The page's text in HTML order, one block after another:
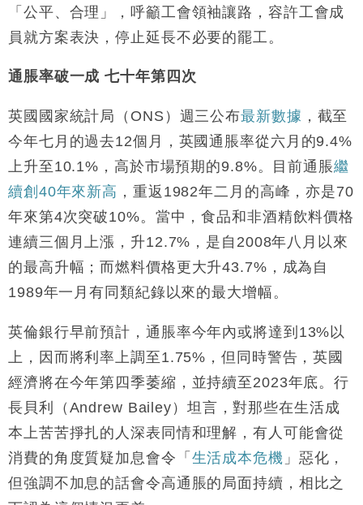
13:44
財經｜內地7月美元計價出口增近24%勝預期 貿易順
差達1125億美元
12:44
財經｜日本春季三度入市撐日圓 4月單日斥6.28萬億
日圓干預創新高
11:12
國際｜特朗普料美伊戰事快結束 承認部分彈藥庫存緊
張
財經｜SA售股自救後再出手 斥4億美元押注未上市公
司
「公平、合理」，呼籲工會領袖讓路，容許工會成
員就方案表決，停止延長不必要的罷工。
通脹率破一成 七十年第四次
英國國家統計局（ONS）週三公布最新數據 ，截至
今年七月的過去12個月，英國通脹率從六月的9.4%
上升至10.1%，高於市場預期的9.8%。目前通脹繼
續創40年來新高 ，重返1982年二月的高峰，亦是70
年來第4次突破10%。當中，食品和非酒精飲料價格
連續三個月上漲，升12.7%，是自2008年八月以來
的最高升幅；而燃料價格更大升43.7%，成為自
1989年一月有同類紀錄以來的最大增幅。
英倫銀行早前預計，通脹率今年內或將達到13%以
上，因而將利率上調至1.75%，但同時警告，英國
經濟將在今年第四季萎縮，並持續至2023年底。行
長貝利（Andrew Bailey）坦言，對那些在生活成
本上苦苦掙扎的人深表同情和理解，有人可能會從
消費的角度質疑加息會令「 生活成本危機 」惡化，
但強調不加息的話會令高通脹的局面持續，相比之